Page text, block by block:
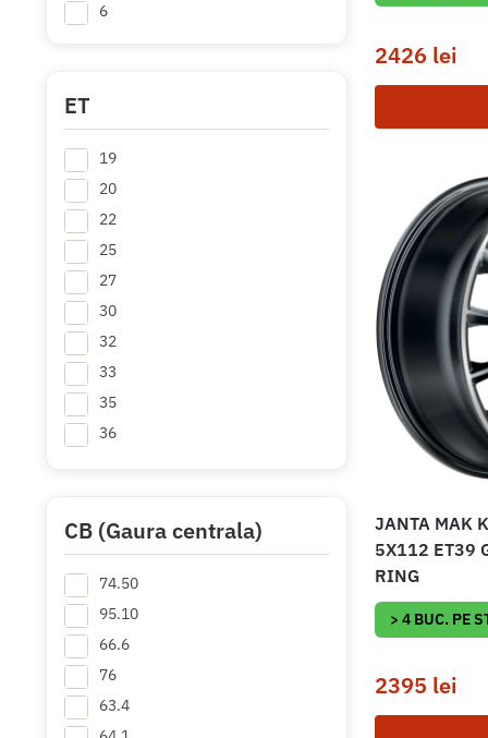
2426 lei
JANTA MAK
5X112 ET39
RING
> 4 BUC. PE
2395 lei
6
ET
19
20
22
25
27
30
32
33
35
36
41
42
43
CB (Gaura centrala)
74.50
95.10
66.6
76
63.4